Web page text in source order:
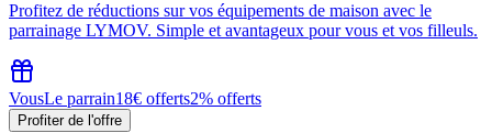
Profitez de réductions sur vos équipements de maison avec le
parrainage LYMOV. Simple et avantageux pour vous et vos filleuls.
VousLe parrain18€ offerts2% offerts
Profiter de l'offre